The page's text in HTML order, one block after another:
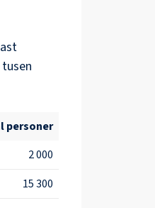
personer
2 000
15 300